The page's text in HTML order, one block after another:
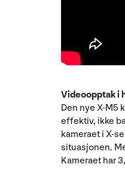
Videoopptak i
Den nye X-M5
effektiv, ikke
kameraet i X-
situasjonen.
Kameraet har